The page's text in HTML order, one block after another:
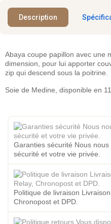
Description
Abaya coupe papillon avec une
dimension, pour lui apporter
zip qui descend sous la poitrine.
Soie de Medine, disponible en
Garanties sécurité Nous
sécurité et votre vie privée.
Politique de livraison
Chronopost et DPD.